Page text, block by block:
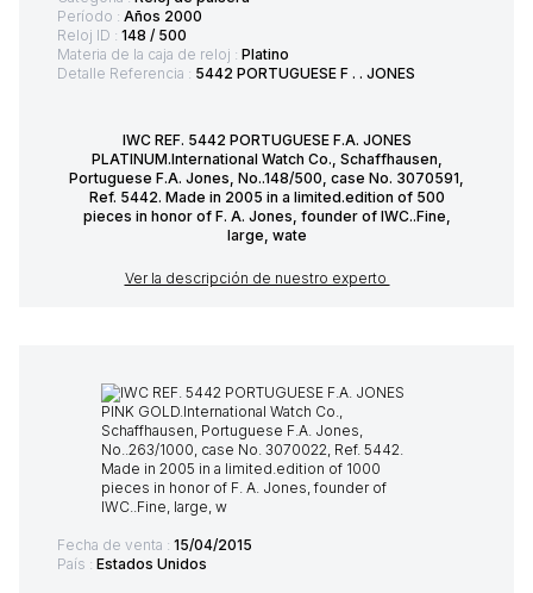
Período : Años 2000
Reloj ID : 148 / 500
Materia de la caja de reloj : Platino
Detalle Referencia : 5442 PORTUGUESE F . . JONES
IWC REF. 5442 PORTUGUESE F.A. JONES
PLATINUM.International Watch Co., Schaffhausen,
Portuguese F.A. Jones, No..148/500, case No. 3070591,
Ref. 5442. Made in 2005 in a limited.edition of 500
pieces in honor of F. A. Jones, founder of IWC..Fine,
large, wate
Ver la descripción de nuestro experto
Fecha de venta : 15/04/2015
País : Estados Unidos